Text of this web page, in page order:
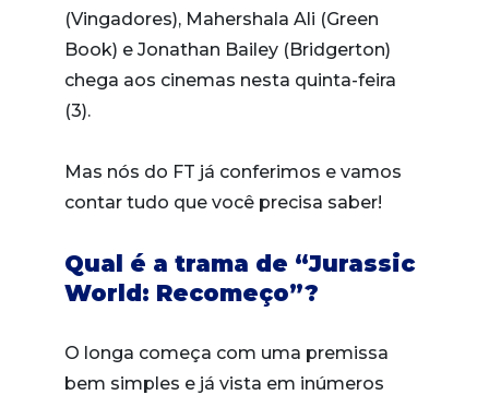
(Vingadores), Mahershala Ali (Green
Book) e Jonathan Bailey (Bridgerton)
chega aos cinemas nesta quinta-feira
(3).
Mas nós do FT já conferimos e vamos
contar tudo que você precisa saber!
Qual é a trama de “Jurassic
World: Recomeço”?
O longa começa com uma premissa
bem simples e já vista em inúmeros